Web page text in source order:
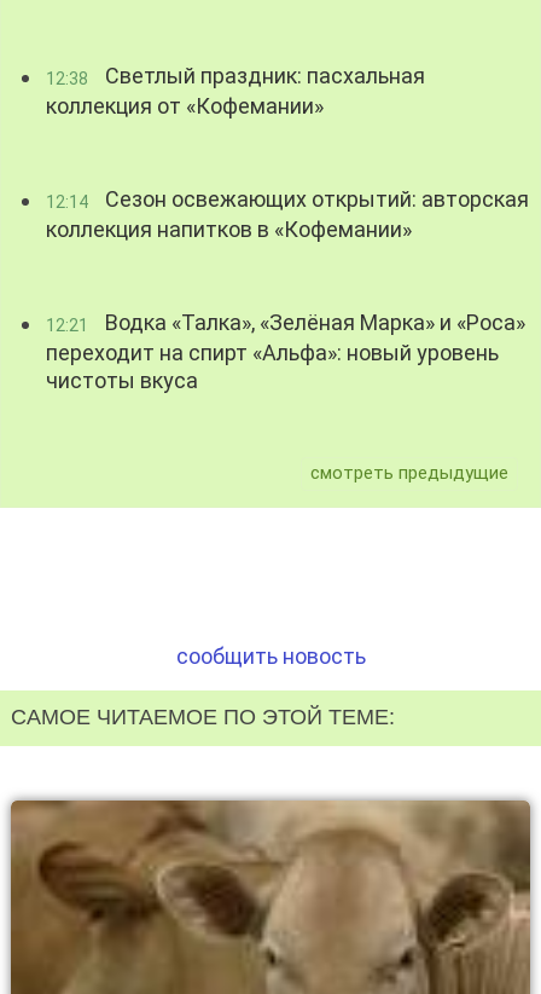
12:38
Светлый праздник: пасхальная
коллекция от «Кофемании»
12:14
Сезон освежающих открытий: авторская
коллекция напитков в «Кофемании»
12:21
Водка «Талка», «Зелёная Марка» и «Роса»
переходит на спирт «Альфа»: новый уровень
чистоты вкуса
смотреть предыдущие
сообщить новость
САМОЕ ЧИТАЕМОЕ ПО ЭТОЙ ТЕМЕ: